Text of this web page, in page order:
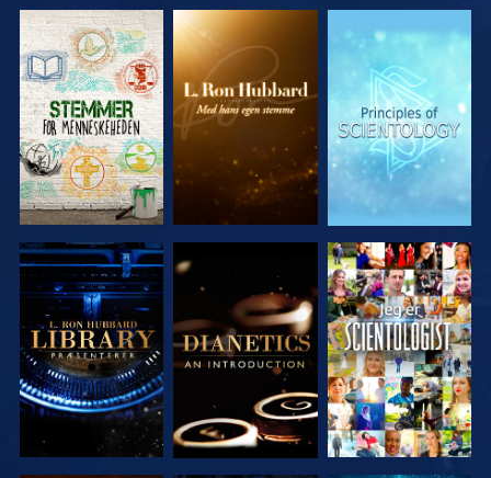
UDFORSK
SERIEN
UDFORSK
SERIEN
UDFORSK
SERIEN
UDFORSK
SERIEN
UDFORSK
SERIEN
SE